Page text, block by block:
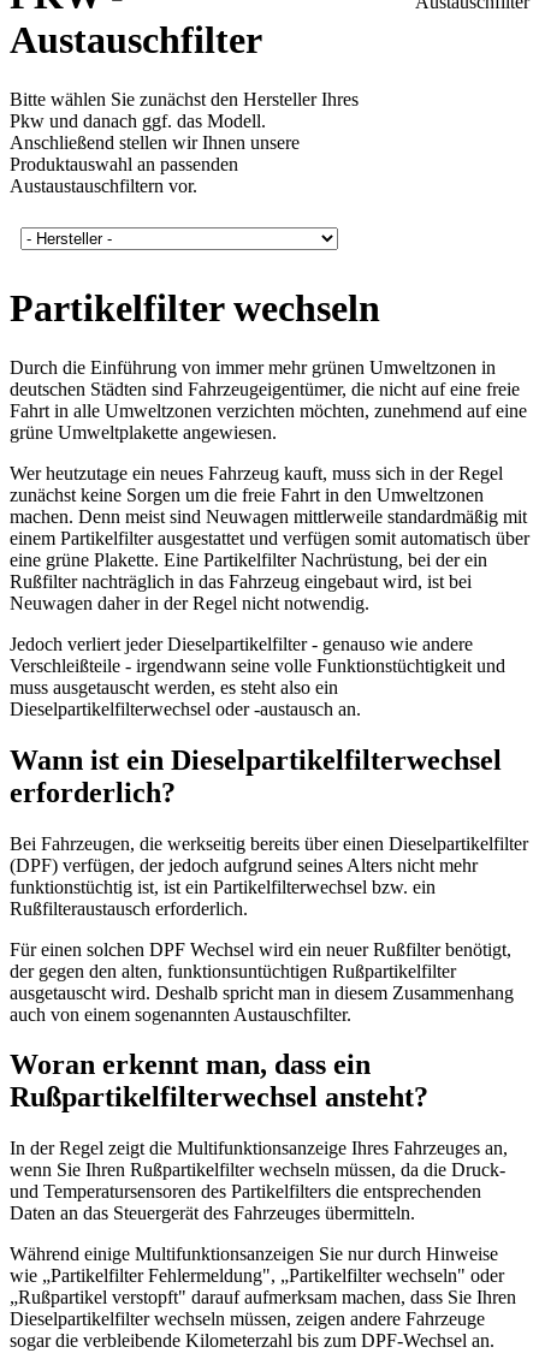
Austauschfilter
Bitte wählen Sie zunächst den Hersteller Ihres
Pkw und danach ggf. das Modell.
Anschließend stellen wir Ihnen unsere
Produktauswahl an passenden
Austaustauschfiltern vor.
Partikelfilter wechseln
Durch die Einführung von immer mehr grünen Umweltzonen in
deutschen Städten sind Fahrzeugeigentümer, die nicht auf eine freie
Fahrt in alle Umweltzonen verzichten möchten, zunehmend auf eine
grüne Umweltplakette angewiesen.
Wer heutzutage ein neues Fahrzeug kauft, muss sich in der Regel
zunächst keine Sorgen um die freie Fahrt in den Umweltzonen
machen. Denn meist sind Neuwagen mittlerweile standardmäßig mit
einem Partikelfilter ausgestattet und verfügen somit automatisch über
eine grüne Plakette. Eine Partikelfilter Nachrüstung, bei der ein
Rußfilter nachträglich in das Fahrzeug eingebaut wird, ist bei
Neuwagen daher in der Regel nicht notwendig.
Jedoch verliert jeder Dieselpartikelfilter - genauso wie andere
Verschleißteile - irgendwann seine volle Funktionstüchtigkeit und
muss ausgetauscht werden, es steht also ein
Dieselpartikelfilterwechsel oder -austausch an.
Wann ist ein Dieselpartikelfilterwechsel
erforderlich?
Bei Fahrzeugen, die werkseitig bereits über einen Dieselpartikelfilter
(DPF) verfügen, der jedoch aufgrund seines Alters nicht mehr
funktionstüchtig ist, ist ein Partikelfilterwechsel bzw. ein
Rußfilteraustausch erforderlich.
Für einen solchen DPF Wechsel wird ein neuer Rußfilter benötigt,
der gegen den alten, funktionsuntüchtigen Rußpartikelfilter
ausgetauscht wird. Deshalb spricht man in diesem Zusammenhang
auch von einem sogenannten Austauschfilter.
Woran erkennt man, dass ein
Rußpartikelfilterwechsel ansteht?
In der Regel zeigt die Multifunktionsanzeige Ihres Fahrzeuges an,
wenn Sie Ihren Rußpartikelfilter wechseln müssen, da die Druck-
und Temperatursensoren des Partikelfilters die entsprechenden
Daten an das Steuergerät des Fahrzeuges übermitteln.
Während einige Multifunktionsanzeigen Sie nur durch Hinweise
wie „Partikelfilter Fehlermeldung", „Partikelfilter wechseln" oder
„Rußpartikel verstopft" darauf aufmerksam machen, dass Sie Ihren
Dieselpartikelfilter wechseln müssen, zeigen andere Fahrzeuge
sogar die verbleibende Kilometerzahl bis zum DPF-Wechsel an.